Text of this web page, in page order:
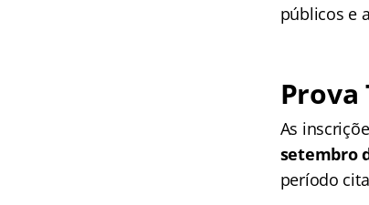
públicos e
Prova
As
setembro
período